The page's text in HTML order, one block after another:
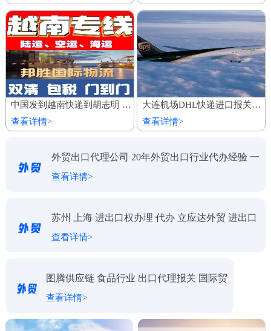
中国发到越南快递到胡志明 家具建材陆运船运出口 整柜专线运输
查看详情>
大连机场DHL快递进口报关代理公司
查看详情>
外贸出口代理公司 20年外贸出口行业代办经验 一
对一服务
查看详情>
苏州 上海 进出口权办理 代办 立应达外贸 进出口
代理
查看详情>
图腾供应链 食品行业 出口代理报关 国际贸
易
查看详情>